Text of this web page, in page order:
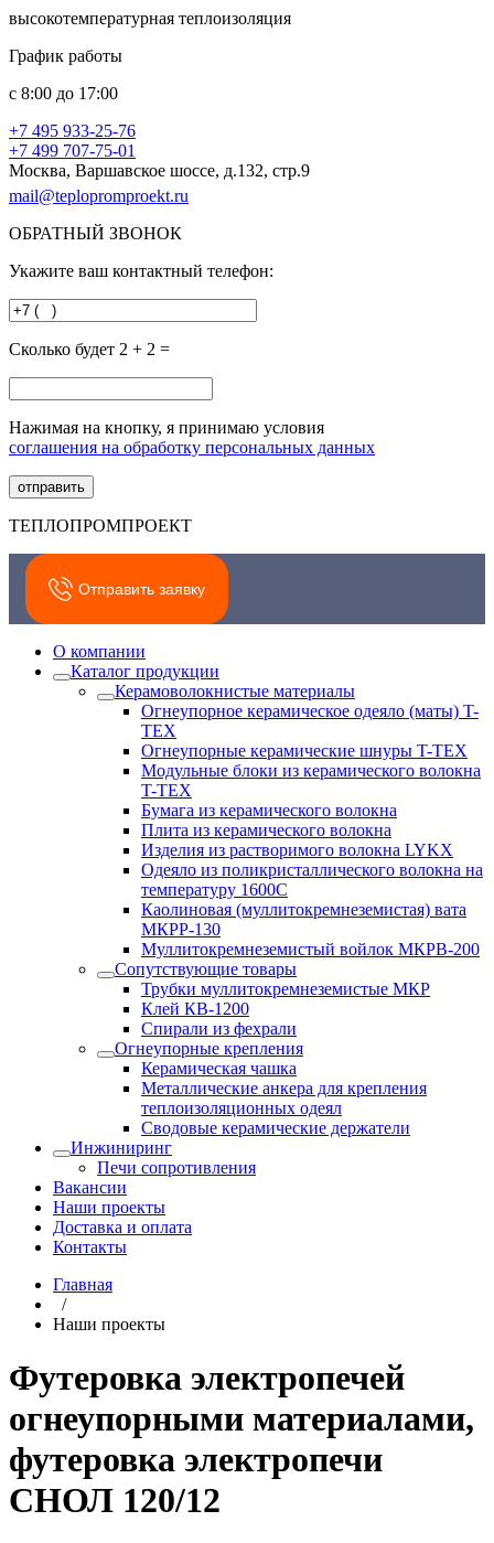
высокотемпературная теплоизоляция
График работы
с 8:00 до 17:00
+7 495 933-25-76
+7 499 707-75-01
Москва, Варшавское шоссе, д.132, стр.9
mail@teplopromproekt.ru
ОБРАТНЫЙ ЗВОНОК
Укажите ваш контактный телефон:
Сколько будет 2 + 2 =
Нажимая на кнопку, я принимаю условия
соглашения на обработку персональных данных
ТЕПЛОПРОМПРОЕКТ
Отправить заявку
О компании
Каталог продукции
Керамоволокнистые материалы
Огнеупорное керамическое одеяло (маты) T-
TEX
Огнеупорные керамические шнуры T-TEX
Модульные блоки из керамического волокна
T-TEX
Бумага из керамического волокна
Плита из керамического волокна
Изделия из растворимого волокна LYKX
Одеяло из поликристаллического волокна на
температуру 1600С
Каолиновая (муллитокремнеземистая) вата
МКРР-130
Муллитокремнеземистый войлок МКРВ-200
Сопутствующие товары
Трубки муллитокремнеземистые МКР
Клей КВ-1200
Спирали из фехрали
Огнеупорные крепления
Керамическая чашка
Металлические анкера для крепления
теплоизоляционных одеял
Сводовые керамические держатели
Инжиниринг
Печи сопротивления
Вакансии
Наши проекты
Доставка и оплата
Контакты
Главная
/
Наши проекты
Футеровка электропечей
огнеупорными материалами,
футеровка электропечи
СНОЛ 120/12